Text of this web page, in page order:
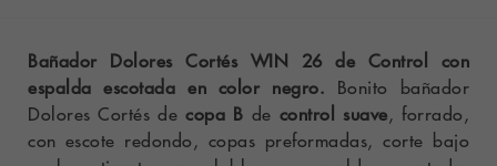
Bañador Dolores Cortés WIN 26 de Control con
espalda escotada en color negro. Bonito bañador
Dolores Cortés decopa B de control suave, forrado,
con escote redondo, copas preformadas, corte bajo